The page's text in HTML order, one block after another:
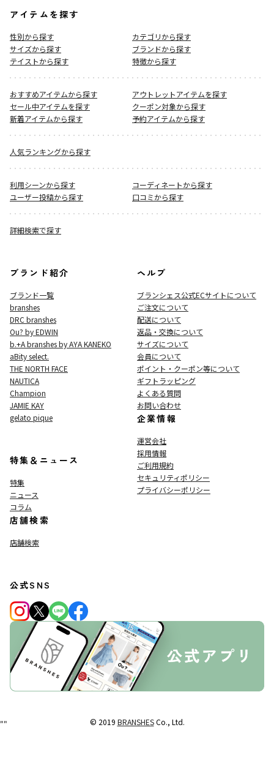
アイテムを探す
性別から探す
カテゴリから探す
サイズから探す
ブランドから探す
テイストから探す
特徴から探す
おすすめアイテムから探す
アウトレットアイテムを探す
セール中アイテムを探す
クーポン対象から探す
新着アイテムから探す
予約アイテムから探す
人気ランキングから探す
利用シーンから探す
コーディネートから探す
ユーザー投稿から探す
口コミから探す
詳細検索で探す
ブランド紹介
ブランド一覧
branshes
DRC branshes
Ou? by EDWIN
b.+A branshes by AYA KANEKO
aBity select.
THE NORTH FACE
NAUTICA
Champion
JAMIE KAY
gelato pique
特集＆ニュース
特集
ニュース
コラム
店舗検索
店舗検索
ヘルプ
ブランシェス公式ECサイトについて
ご注文について
配送について
返品・交換について
サイズについて
会員について
ポイント・クーポン等について
ギフトラッピング
よくある質問
お問い合わせ
企業情報
運営会社
採用情報
ご利用規約
セキュリティポリシー
プライバシーポリシー
公式SNS
© 2019 BRANSHESCo., Ltd.
""